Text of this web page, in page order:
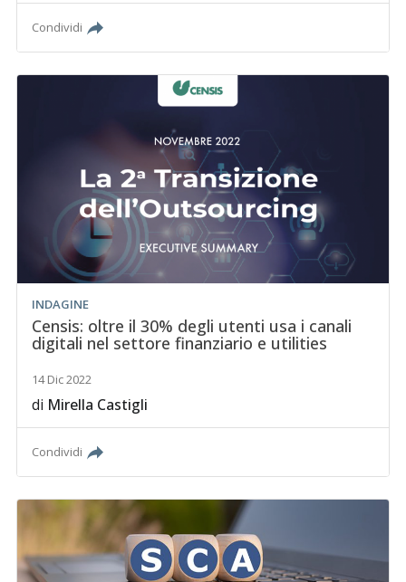
Condividi
INDAGINE
Censis: oltre il 30% degli utenti usa i canali
digitali nel settore finanziario e utilities
14 Dic 2022
di Mirella Castigli
Condividi